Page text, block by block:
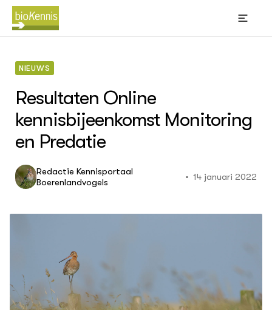
BIOKENNIS
Leren
Dossiers
Agenda
OVER
NIEUWS
Resultaten Online
kennisbijeenkomst Monitoring
en Predatie
Redactie Kennisportaal
Boerenlandvogels
14 januari 2022